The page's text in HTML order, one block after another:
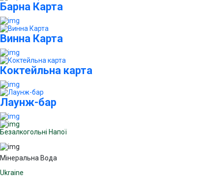
Барна Карта
Винна Карта
Коктейльна карта
Лаунж-бар
Безалкогольні Напої
Мінеральна Вода
Ukraine